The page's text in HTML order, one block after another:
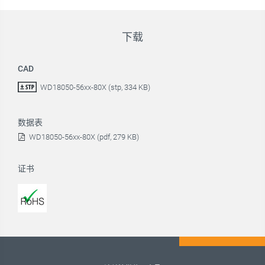
下载
CAD
WD18050-56xx-80X (stp, 334 KB)
数据表
WD18050-56xx-80X (pdf, 279 KB)
证书